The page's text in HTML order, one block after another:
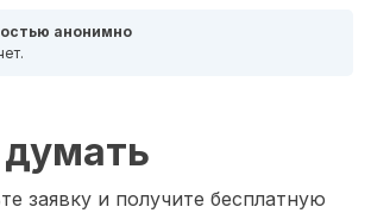
анонимно
заявку и получите бесплатную